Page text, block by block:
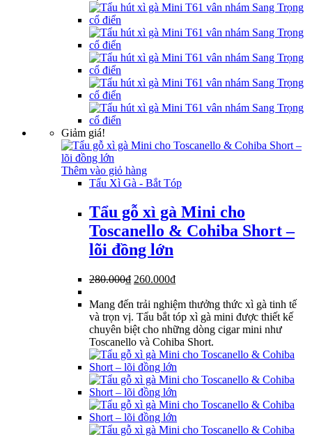
Giảm giá!
Thêm vào giỏ hàng
Tẩu Xì Gà - Bắt Tóp
Tẩu gỗ xì gà Mini cho
Toscanello & Cohiba Short –
lõi đồng lớn
280.000₫ Giá
là:
280.000₫.
260.000₫Giá
tại
là:
260.000₫.
Mang đến trải nghiệm thưởng thức xì gà tinh tế
và trọn vị. Tẩu bắt tóp xì gà mini được thiết kế
chuyên biệt cho những dòng cigar mini như
Toscanello và Cohiba Short.